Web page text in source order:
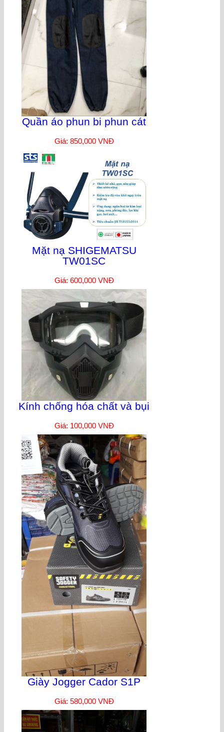
Quần áo phun bi phun cát
Giá: 850,000 VNĐ
Mặt nạ SHIGEMATSU
TW01SC
Giá: 600,000 VNĐ
Kính chống hóa chất và bụi
Giá: 100,000 VNĐ
Giày Jogger Cador S1P
Giá: 580,000 VNĐ